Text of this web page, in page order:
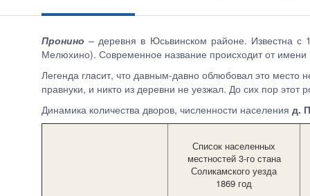
Пронино– деревня в Юсьвинском районе. Известна
Мелюхино). Современное название происходит от
Легенда гласит, что давным-давно облюбовал это
правнуки, и никто из деревни не уезжал. До сих пор этот
Динамика количества дворов, численности населения д.
Список населенных
местностей 3-го стана
Соликамского уезда
1869 год